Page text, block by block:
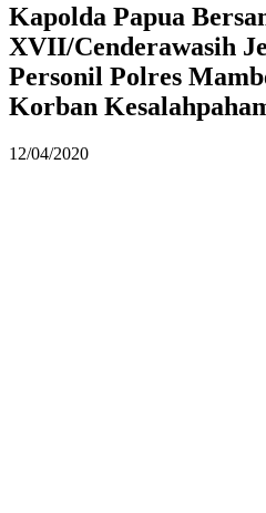
Kapolda Papua
XVII/Cenderawasih
Personil Polres
Korban
12/04/2020